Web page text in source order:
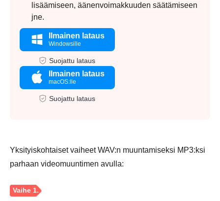
lisäämiseen, äänenvoimakkuuden säätämiseen
jne.
Ilmainen lataus
Windowsille
Suojattu lataus
Ilmainen lataus
macOS:lle
Suojattu lataus
Yksityiskohtaiset vaiheet WAV:n muuntamiseksi MP3:ksi
parhaan videomuuntimen avulla: